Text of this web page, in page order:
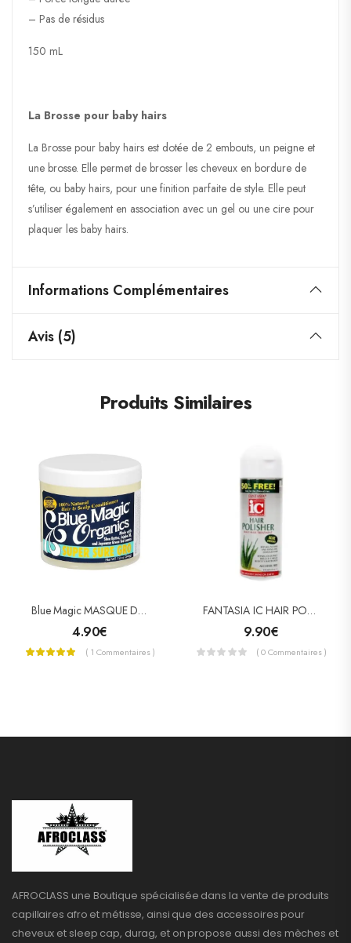
– Pas de résidus
150 mL
La Brosse pour baby hairs
La Brosse pour baby hairs est dotée de 2 embouts, un peigne et
une brosse. Elle permet de brosser les cheveux en bordure de
tête, ou baby hairs, pour une finition parfaite de style. Elle peut
s’utiliser également en association avec un gel ou une cire pour
plaquer les baby hairs.
Informations Complémentaires
Avis (5)
Produits Similaires
Blue Magic MASQUE DE CROISSANCE SUPER SURE GRO
4.90€
( 1 Commentaires )
FANTASIA IC HAIR POLISHER DAILY HAIR TREATMENT 178 ML
9.90€
( 0 Commentaires )
AFROCLASS une Boutique spécialisée dans la vente de produits
capillaires afro et métisse, ainsi que des accessoires pour
cheveux et sleep cap, durag, et on propose aussi des mèches et